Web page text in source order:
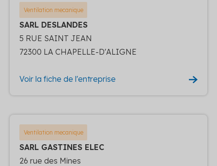
Ventilation mecanique
SARL DESLANDES
5 RUE SAINT JEAN
72300 LA CHAPELLE-D'ALIGNE
Voir la fiche de l'entreprise
Ventilation mecanique
SARL GASTINES ELEC
26 rue des Mines